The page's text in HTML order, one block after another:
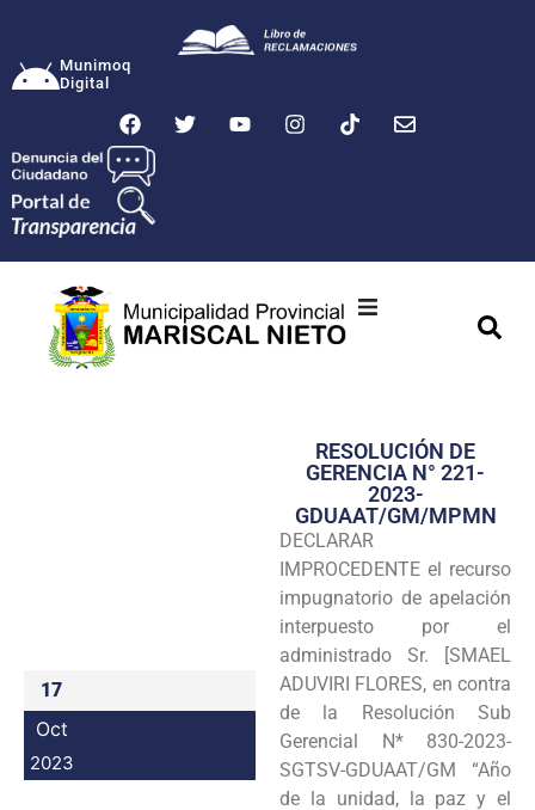
Munimoq
Digital
Transparencia
Seguridad
Programas
Intranet
17
Oct
2023
RESOLUCIÓN DE
GERENCIA N° 221-
2023-
GDUAAT/GM/MPMN
DECLARAR
IMPROCEDENTE el recurso
impugnatorio de apelación
interpuesto por el
administrado Sr. [SMAEL
ADUVIRI FLORES, en contra
de la Resolución Sub
Gerencial N* 830-2023-
SGTSV-GDUAAT/GM “Año
de la unidad, la paz y el